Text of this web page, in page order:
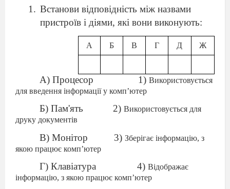
Встанови відповідність між назвами
пристроїв і діями, які вони виконують:
А Б В Г Д Ж
А) Процесор 1)Використовується
для введення інформації у комп’ютер
Б) Пам'ять 2) Використовується для
друку документів
В) Монітор 3) Зберігає інформацію, з
якою працює комп’ютер
Г) Клавіатура 4) Відображає
інформацію, з якою працює комп’ютер